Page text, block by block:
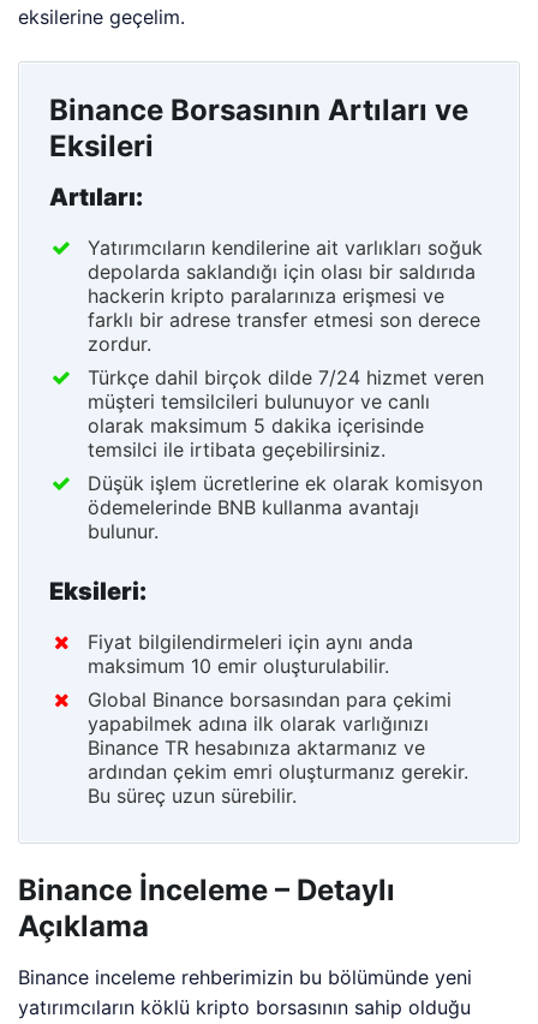
eksilerine geçelim.
Binance Borsasının Artıları ve
Eksileri
Artıları:
Yatırımcıların kendilerine ait varlıkları soğuk
depolarda saklandığı için olası bir saldırıda
hackerin kripto paralarınıza erişmesi ve
farklı bir adrese transfer etmesi son derece
zordur.
Türkçe dahil birçok dilde 7/24 hizmet veren
müşteri temsilcileri bulunuyor ve canlı
olarak maksimum 5 dakika içerisinde
temsilci ile irtibata geçebilirsiniz.
Düşük işlem ücretlerine ek olarak komisyon
ödemelerinde BNB kullanma avantajı
bulunur.
Eksileri:
Fiyat bilgilendirmeleri için aynı anda
maksimum 10 emir oluşturulabilir.
Global Binance borsasından para çekimi
yapabilmek adına ilk olarak varlığınızı
Binance TR hesabınıza aktarmanız ve
ardından çekim emri oluşturmanız gerekir.
Bu süreç uzun sürebilir.
Binance İnceleme – Detaylı
Açıklama
Binance inceleme rehberimizin bu bölümünde yeni
yatırımcıların köklü kripto borsasının sahip olduğu